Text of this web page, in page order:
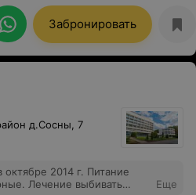
кухни :) кухня, кстати
все свежее и кормят до
прекрасный свежий
осталась очень
Забронировать
д.Сосны, 7
2014 г. Питание
Лечение выбивать
Еще